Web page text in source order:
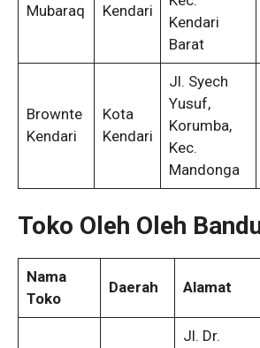
Mubaraq
Kendari
Kendari
Barat
Brownte
Kendari
Kota
Kendari
Jl. Syech
Yusuf,
Korumba,
Kec.
Mandonga
Toko Oleh Oleh
Nama
Toko
Daerah Alamat
Jl. Dr.